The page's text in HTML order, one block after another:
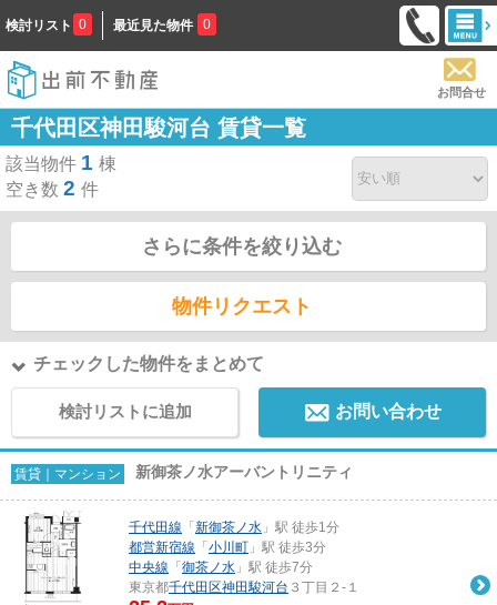
検討リスト 0 最近見た物件 0
お問合せ
千代田区神田駿河台 賃貸一覧
該当物件 1 棟
空き数 2 件
さらに条件を絞り込む
物件リクエスト
チェックした物件をまとめて
検討リストに追加 お問い合わせ
賃貸｜マンション 新御茶ノ水アーバントリニティ
千代田線 「 新御茶ノ水 」駅 徒歩1分
都営新宿線 「 小川町 」駅 徒歩3分
中央線 「 御茶ノ水 」駅 徒歩7分
東京都千代田区神田駿河台 ３丁目２-１